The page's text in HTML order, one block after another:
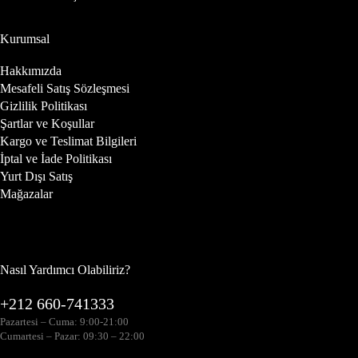
Kurumsal
Hakkımızda
Mesafeli Satış Sözleşmesi
Gizlilik Politikası
Şartlar ve Koşullar
Kargo ve Teslimat Bilgileri
İptal ve İade Politikası
Yurt Dışı Satış
Mağazalar
Nasıl Yardımcı Olabiliriz?
+212 660-741333
Pazartesi – Cuma: 9:00-21:00
Cumartesi – Pazar: 09:30 – 22:00